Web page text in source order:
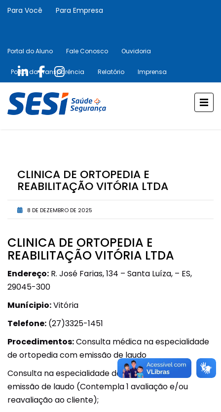
Para Você Para Empresa
Portal do Aluno Fale Conosco Ouvidoria
Portal da Transparência Relatório Imprensa
CLINICA DE ORTOPEDIA E
REABILITAÇÃO VITÓRIA LTDA
8 DE DEZEMBRO DE 2025
CLINICA DE ORTOPEDIA E
REABILITAÇÃO VITÓRIA LTDA
Endereço: R. José Farias, 134 – Santa Luíza, – ES,
29045-300
Munícipio:Vitória
Telefone: (27)3325-1451
Procedimentos:Consulta médica na especialidade
de ortopedia com emissão de laudo
Consulta na especialidade de fisioterapia com
emissão de laudo (Contempla 1 avaliação e/ou
reavaliação ao cliente);